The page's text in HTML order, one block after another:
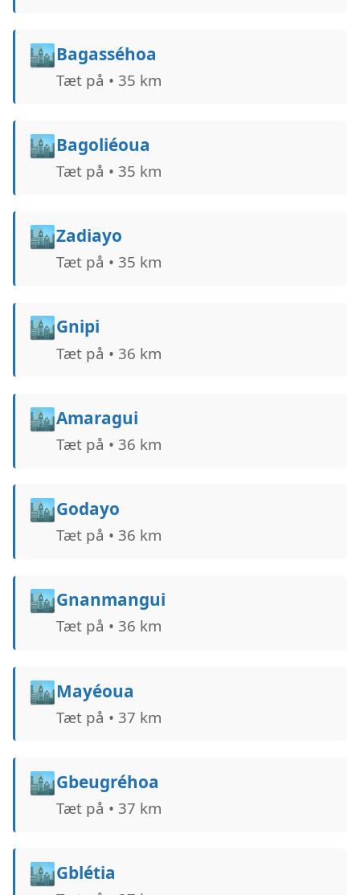
🏙️Bagasséhoa
Tæt på • 35 km
🏙️Bagoliéoua
Tæt på • 35 km
🏙️Zadiayo
Tæt på • 35 km
🏙️Gnipi
Tæt på • 36 km
🏙️Amaragui
Tæt på • 36 km
🏙️Godayo
Tæt på • 36 km
🏙️Gnanmangui
Tæt på • 36 km
🏙️Mayéoua
Tæt på • 37 km
🏙️Gbeugréhoa
Tæt på • 37 km
🏙️Gblétia